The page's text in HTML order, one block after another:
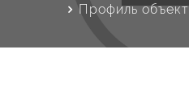
Профиль